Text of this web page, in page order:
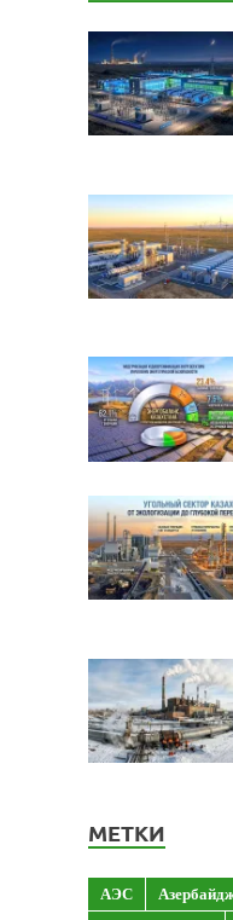
МЕТКИ
АЭС